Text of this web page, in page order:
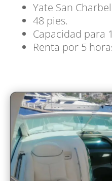
Yate San Charbel
48 pies.
Capacidad para
Renta por 5